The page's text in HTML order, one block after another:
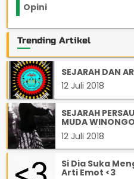
Opini
Trending Artikel
SEJARAH DAN
12 Juli 2018
SEJARAH
MUDA
12 Juli 2018
Si Dia Suka
Arti Emot <3